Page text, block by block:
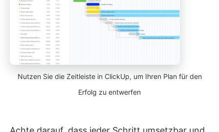
Nutzen Sie die Zeitleiste in ClickUp, um Ihren Plan für den
Erfolg zu entwerfen